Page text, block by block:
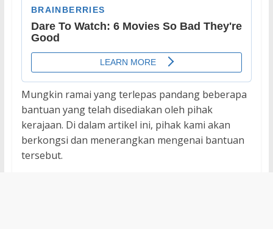
Mungkin ramai yang terlepas pandang beberapa
bantuan yang telah disediakan oleh pihak
kerajaan. Di dalam artikel ini, pihak kami akan
berkongsi dan menerangkan mengenai bantuan
tersebut.